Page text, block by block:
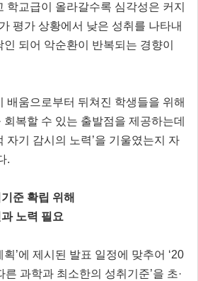
학교급이 올라갈수록 심각성은 커지
평가 상황에서 낮은 성취를 나타내
되어 악순환이 반복되는 경향이
배움으로부터 뒤쳐진 학생들을 위해
복할 수 있는 출발점을 제공하는데
자기 감시의 노력’을 기울였는지 자
.
준 확립 위해
노력 필요
’에 제시된 발표 일정에 맞추어 ‘20
과학과 최소한의 성취기준’을 초·